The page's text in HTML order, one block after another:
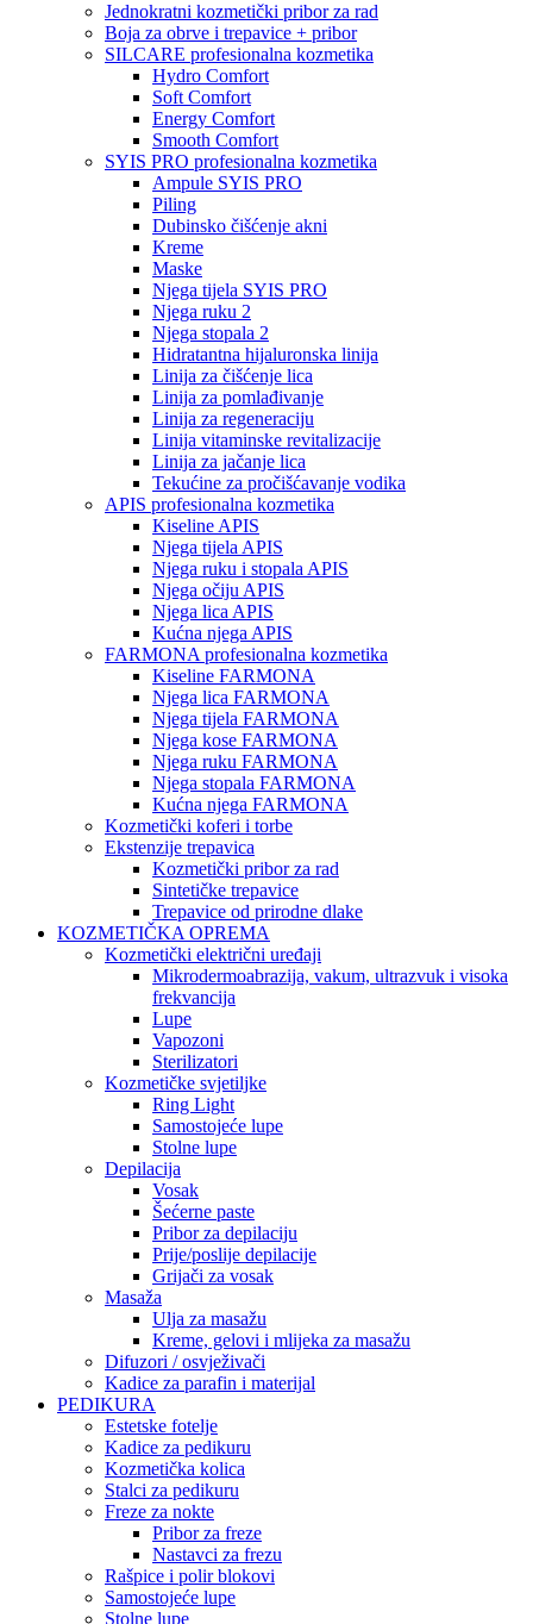
Jednokratni kozmetički pribor za rad
Boja za obrve i trepavice + pribor
SILCARE profesionalna kozmetika
Hydro Comfort
Soft Comfort
Energy Comfort
Smooth Comfort
SYIS PRO profesionalna kozmetika
Ampule SYIS PRO
Piling
Dubinsko čišćenje akni
Kreme
Maske
Njega tijela SYIS PRO
Njega ruku 2
Njega stopala 2
Hidratantna hijaluronska linija
Linija za čišćenje lica
Linija za pomlađivanje
Linija za regeneraciju
Linija vitaminske revitalizacije
Linija za jačanje lica
Tekućine za pročišćavanje vodika
APIS profesionalna kozmetika
Kiseline APIS
Njega tijela APIS
Njega ruku i stopala APIS
Njega očiju APIS
Njega lica APIS
Kućna njega APIS
FARMONA profesionalna kozmetika
Kiseline FARMONA
Njega lica FARMONA
Njega tijela FARMONA
Njega kose FARMONA
Njega ruku FARMONA
Njega stopala FARMONA
Kućna njega FARMONA
Kozmetički koferi i torbe
Ekstenzije trepavica
Kozmetički pribor za rad
Sintetičke trepavice
Trepavice od prirodne dlake
KOZMETIČKA OPREMA
Kozmetički električni uređaji
Mikrodermoabrazija, vakum, ultrazvuk i visoka
frekvancija
Lupe
Vapozoni
Sterilizatori
Kozmetičke svjetiljke
Ring Light
Samostojeće lupe
Stolne lupe
Depilacija
Vosak
Šećerne paste
Pribor za depilaciju
Prije/poslije depilacije
Grijači za vosak
Masaža
Ulja za masažu
Kreme, gelovi i mlijeka za masažu
Difuzori / osvježivači
Kadice za parafin i materijal
PEDIKURA
Estetske fotelje
Kadice za pedikuru
Kozmetička kolica
Stalci za pedikuru
Freze za nokte
Pribor za freze
Nastavci za frezu
Rašpice i polir blokovi
Samostojeće lupe
Stolne lupe